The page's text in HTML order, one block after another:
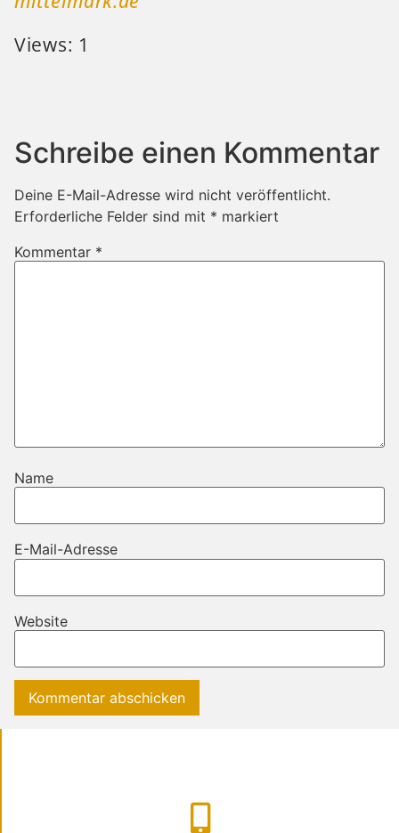
Views: 1
Schreibe einen Kommentar
Deine E-Mail-Adresse wird nicht veröffentlicht.
Erforderliche Felder sind mit * markiert
Kommentar *
Name
E-Mail-Adresse
Website